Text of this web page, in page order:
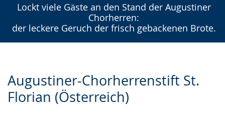
Lockt viele Gäste an den Stand der Augustiner
Chorherren:
der leckere Geruch der frisch gebackenen Brote.
Augustiner-Chorherrenstift St.
Florian (Österreich)